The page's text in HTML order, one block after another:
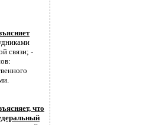
связи; -
что